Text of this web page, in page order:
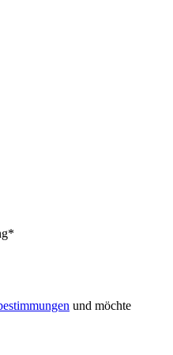
und möchte